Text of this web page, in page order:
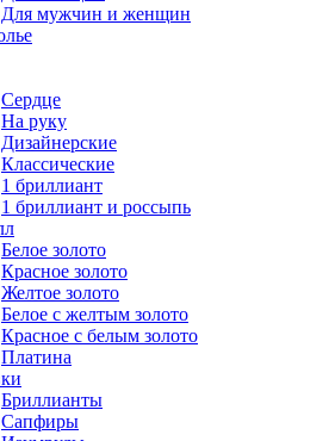
Для мужчин и женщин
Сердце
На руку
Дизайнерские
Классические
1 бриллиант
1 бриллиант и россыпь
Белое золото
Красное золото
Желтое золото
Белое с желтым золото
Красное с белым золото
Платина
Бриллианты
Сапфиры